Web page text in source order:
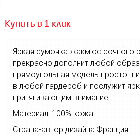
Купить в 1 клик
Яркая сумочка жакмюс сочного
прекрасно дополнит любой
прямоугольная модель просто
в любой гардероб и послужит
притягивающим внимание.
Материал: 100% кожа
Страна-автор дизайна:Франция